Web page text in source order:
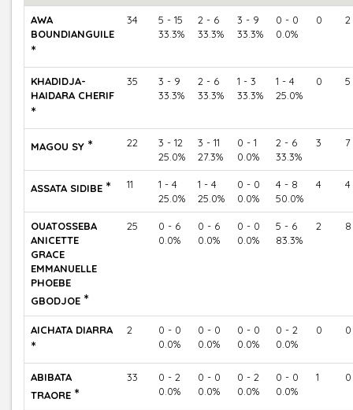
AWA
BOUNDIANGUILE
*
34
5 - 15
33.3%
2 - 6
33.3%
3 - 9
33.3%
0 - 0
0.0%
0 2
KHADIDJA-
HAIDARA CHERIF
*
35
3 - 9
33.3%
2 - 6
33.3%
1 - 3
33.3%
1 - 4
25.0%
0 5
MAGOU SY * 22
3 - 12
25.0%
3 - 11
27.3%
0 - 1
0.0%
2 - 6
33.3%
3 7
ASSATA SIDIBE * 11
1 - 4
25.0%
1 - 4
25.0%
0 - 0
0.0%
4 - 8
50.0%
4 4
OUATOSSEBA
ANICETTE
GRACE
EMMANUELLE
PHOEBE
GBODJOE *
25
0 - 6
0.0%
0 - 6
0.0%
0 - 0
0.0%
5 - 6
83.3%
2 8
AICHATA DIARRA
*
2
0 - 0
0.0%
0 - 0
0.0%
0 - 0
0.0%
0 - 2
0.0%
0 0
ABIBATA
TRAORE *
33
0 - 2
0.0%
0 - 0
0.0%
0 - 2
0.0%
0 - 0
0.0%
1 0